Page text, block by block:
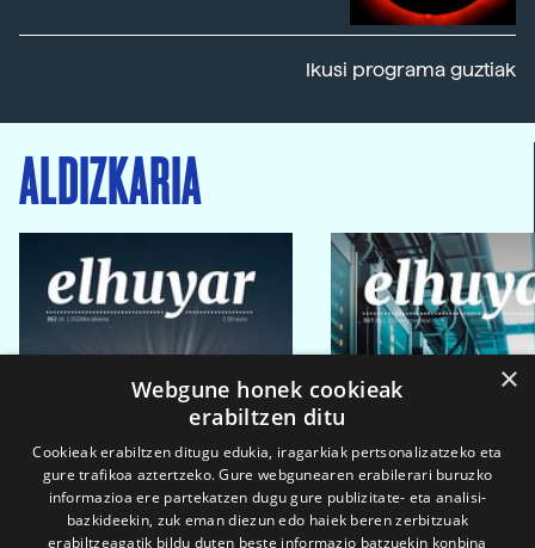
Ikusi programa guztiak
ALDIZKARIA
×
Webgune honek cookieak
erabiltzen ditu
Cookieak erabiltzen ditugu edukia, iragarkiak pertsonalizatzeko eta
gure trafikoa aztertzeko. Gure webgunearen erabilerari buruzko
informazioa ere partekatzen dugu gure publizitate- eta analisi-
bazkideekin, zuk eman diezun edo haiek beren zerbitzuak
erabiltzeagatik bildu duten beste informazio batzuekin konbina